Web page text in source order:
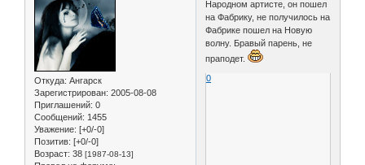
Откуда: Ангарск
Зарегистрирован: 2005-08-08
Приглашений: 0
Сообщений: 1455
Уважение: [+0/-0]
Позитив: [+0/-0]
Возраст: 38 [1987-08-13]
Народном артисте, он пошел
на Фабрику, не получилось на
Фабрике пошел на Новую
волну. Бравый парень, не
праподет.
0